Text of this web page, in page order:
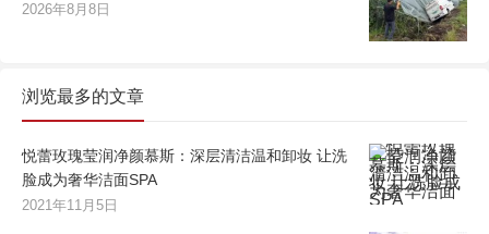
2026年8月8日
浏览最多的文章
悦蕾玫瑰莹润净颜慕斯：深层清洁温和卸妆 让洗
脸成为奢华洁面SPA
2021年11月5日